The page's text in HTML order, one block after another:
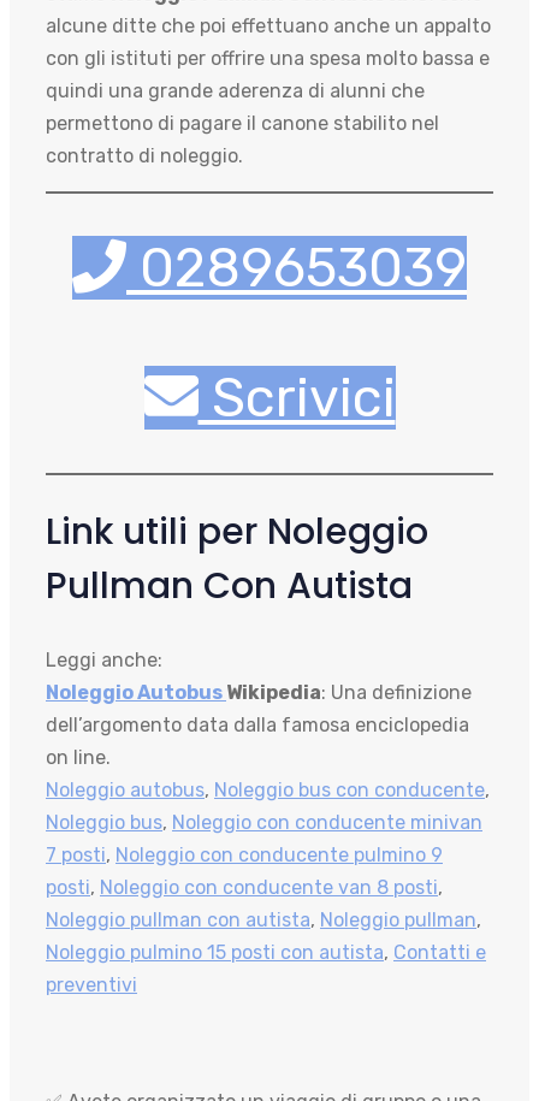
alcune ditte che poi effettuano anche un appalto
con gli istituti per offrire una spesa molto bassa e
quindi una grande aderenza di alunni che
permettono di pagare il canone stabilito nel
contratto di noleggio.
0289653039
Scrivici
Link utili per Noleggio
Pullman Con Autista
Leggi anche:
Noleggio Autobus Wikipedia: Una definizione
dell’argomento data dalla famosa enciclopedia
on line.
Noleggio autobus, Noleggio bus con conducente,
Noleggio bus, Noleggio con conducente minivan
7 posti, Noleggio con conducente pulmino 9
posti, Noleggio con conducente van 8 posti,
Noleggio pullman con autista, Noleggio pullman,
Noleggio pulmino 15 posti con autista, Contatti e
preventivi